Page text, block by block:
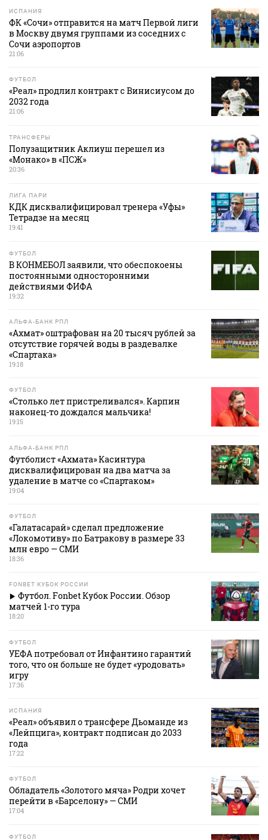
ИСПАНИЯ
ФК «Сочи» отправится на матч Первой лиги
в Москву двумя группами из соседних с
Сочи аэропортов
21:06
ФУТБОЛ
«Реал» продлил контракт с Винисиусом до
2032 года
21:06
ТРАНСФЕРЫ
Полузащитник Аклиуш перешел из
«Монако» в «ПСЖ»
20:36
ЛИГА ПАРИ
КДК дисквалифицировал тренера «Уфы»
Тетрадзе на месяц
19:41
ФУТБОЛ
В КОНМЕБОЛ заявили, что обеспокоены
постоянными односторонними
действиями ФИФА
19:32
АЛЬФА-БАНК РПЛ
«Ахмат» оштрафован на 20 тысяч рублей за
отсутствие горячей воды в раздевалке
«Спартака»
19:18
ФУТБОЛ
«Столько лет пристреливался». Карпин
наконец-то дождался мальчика!
19:15
АЛЬФА-БАНК РПЛ
Футболист «Ахмата» Касинтура
дисквалифицирован на два матча за
удаление в матче со «Спартаком»
19:04
ФУТБОЛ
«Галатасарай» сделал предложение
«Локомотиву» по Батракову в размере 33
млн евро — СМИ
18:36
FONBET КУБОК РОССИИ
Футбол. Fonbet Кубок России. Обзор
матчей 1-го тура
18:20
ФУТБОЛ
УЕФА потребовал от Инфантино гарантий
того, что он больше не будет «уродовать»
игру
17:36
ИСПАНИЯ
«Реал» объявил о трансфере Дьоманде из
«Лейпцига», контракт подписан до 2033
года
17:22
ФУТБОЛ
Обладатель «Золотого мяча» Родри хочет
перейти в «Барселону» — СМИ
17:04
ФУТБОЛ